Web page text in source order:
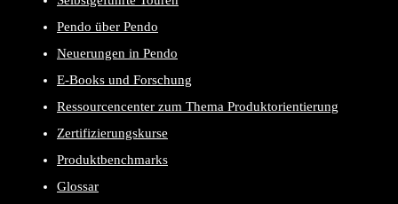
Pendo über Pendo
Neuerungen in Pendo
E-Books und Forschung
Ressourcencenter zum Thema Produktorientierung
Zertifizierungskurse
Produktbenchmarks
Glossar